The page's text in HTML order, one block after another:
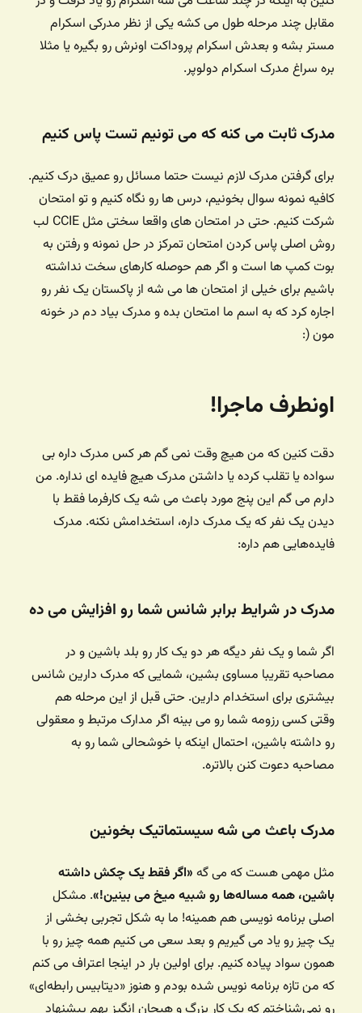
مقابل چند مرحله طول می کشه یکی از نظر مدرکی اسکرام
مستر بشه و بعدش اسکرام پروداکت اونرش رو بگیره یا مثلا
بره سراغ مدرک اسکرام دولوپر.
مدرک ثابت می کنه که می تونیم تست پاس کنیم
برای گرفتن مدرک لازم نیست حتما مسائل رو عمیق درک کنیم.
کافیه نمونه سوال بخونیم، درس ها رو نگاه کنیم و تو امتحان
شرکت کنیم. حتی در امتحان های واقعا سختی مثل CCIE‌ لب
روش اصلی پاس کردن امتحان تمرکز در حل نمونه و رفتن به
بوت کمپ ها است و اگر هم حوصله کارهای سخت نداشته
باشیم برای خیلی از امتحان ها می شه از پاکستان یک نفر رو
اجاره کرد که به اسم ما امتحان بده و مدرک بیاد دم در خونه
مون (:
اونطرف ماجرا!
دقت کنین که من هیچ وقت نمی گم هر کس مدرک داره بی
سواده یا تقلب کرده یا داشتن مدرک هیچ فایده ای نداره. من
دارم می گم این پنج مورد باعث می شه یک کارفرما فقط با
دیدن یک نفر که یک مدرک داره، استخدامش نکنه. مدرک
فایده‌هایی هم داره:
مدرک در شرایط برابر شانس شما رو افزایش می ده
اگر شما و یک نفر دیگه هر دو یک کار رو بلد باشین و در
مصاحبه تقریبا مساوی بشین، شمایی که مدرک دارین شانس
بیشتری برای استخدام دارین. حتی قبل از این مرحله هم
وقتی کسی رزومه شما رو می بینه اگر مدارک مرتبط و معقولی
رو داشته باشین، احتمال اینکه با خوشحالی شما رو به
مصاحبه دعوت کنن بالاتره.
مدرک باعث می شه سیستماتیک بخونین
مثل مهمی هست که می گه «اگر فقط یک چکش داشته
باشین، همه مساله‌ها رو شبیه میخ می بینین!». مشکل
اصلی برنامه نویسی هم همینه! ما به شکل تجربی بخشی از
یک چیز رو یاد می گیریم و بعد سعی می کنیم همه چیز رو با
همون سواد پیاده کنیم. برای اولین بار در اینجا اعتراف می کنم
که من تازه برنامه نویس شده بودم و هنوز «دیتابیس رابطه‌ای»